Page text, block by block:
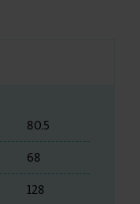
80.5
68
128